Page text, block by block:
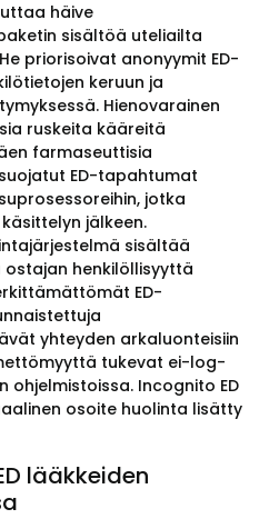
häive
sisältöä uteliailta
priorisoivat anonyymit ED-
keruun ja
Hienovarainen
ruskeita kääreitä
farmaseuttisia
ED-tapahtumat
jotka
jälkeen.
sisältää
henkilöllisyyttä
ED-
yhteyden arkaluonteisiin
tukevat ei-log-
Incognito ED
osoite huolinta lisätty
lääkkeiden